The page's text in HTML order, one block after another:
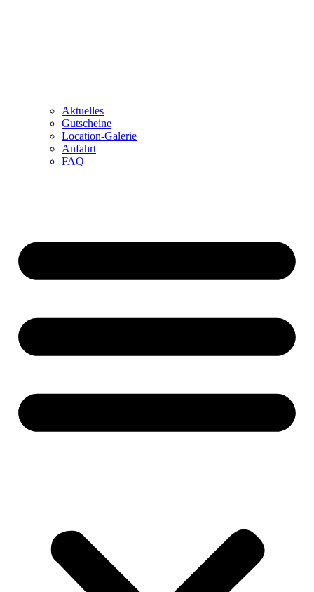
Aktuelles
Gutscheine
Location-Galerie
Anfahrt
FAQ